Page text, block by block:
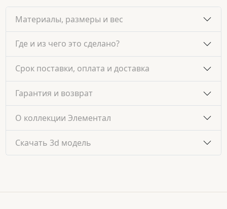
Материалы, размеры и вес
Где и из чего это сделано?
Срок поставки, оплата и доставка
Гарантия и возврат
О коллекции Элементал
Скачать 3d модель